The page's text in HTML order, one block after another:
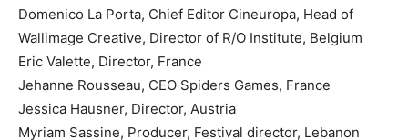
Domenico La Porta, Chief Editor Cineuropa, Head of
Wallimage Creative, Director of R/O Institute, Belgium
Eric Valette, Director, France
Jehanne Rousseau, CEO Spiders Games, France
Jessica Hausner, Director, Austria
Myriam Sassine, Producer, Festival director, Lebanon